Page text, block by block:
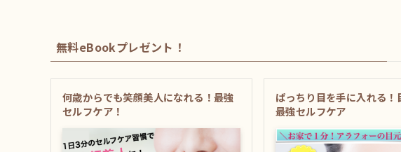
無料eBookプレゼント！
何歳からでも笑顔美人になれる！最強
セルフケア！
ぱっちり目を手に入れる！
最強セルフケア